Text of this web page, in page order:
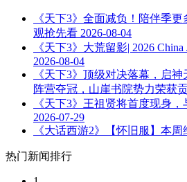
《天下3》全面减负！陪伴季
观抢先看 2026-08-04
《天下3》大荒留影| 2026
2026-08-04
《天下3》顶级对决落幕，启
阵营夺冠，山崖书院势力荣获
《天下3》王祖贤将首度现身，
2026-07-29
《大话西游2》【怀旧服】本
热门新闻排行